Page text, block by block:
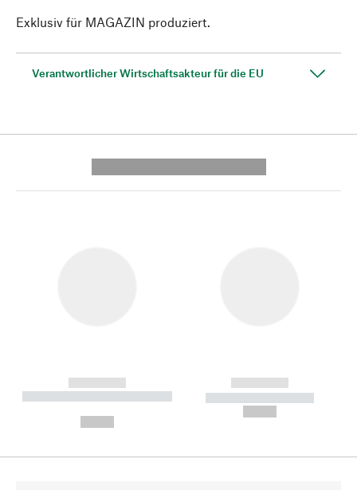
Exklusiv für MAGAZIN produziert.
Verantwortlicher Wirtschaftsakteur für die EU
------------
----------- ----------- --------
------------
----------- -----------